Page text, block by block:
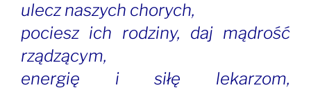
ulecz naszych chorych,
pociesz ich rodziny, daj mądrość
rządzącym,
energię i siłę lekarzom,